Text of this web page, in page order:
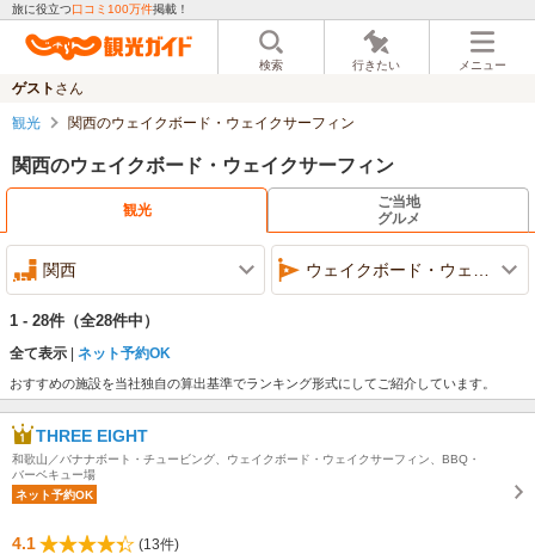
旅に役立つ口コミ100万件掲載！
検索 行きたい メニュー
ゲスト さん
観光 関西のウェイクボード・ウェイクサーフィン
関西のウェイクボード・ウェイクサーフィン
観光
ご当地
グルメ
関西 ウェイクボード・ウェイクサーフィン
1 - 28件 （全28件中）
全て表示 ネット予約OK
おすすめの施設を当社独自の算出基準でランキング形式にしてご紹介しています。
THREE EIGHT
和歌山／バナナボート・チュービング、ウェイクボード・ウェイクサーフィン、BBQ・
バーベキュー場
ネット予約OK
4.1 (13件)